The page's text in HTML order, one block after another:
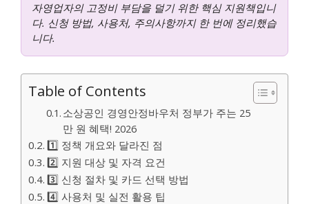
자영업자의 고정비 부담을 덜기 위한 핵심 지원책입니
다. 신청 방법, 사용처, 주의사항까지 한 번에 정리했습
니다.
Table of Contents
소상공인 경영안정바우처 정부가 주는 25
만 원 혜택! 2026
1️⃣ 정책 개요와 달라진 점
2️⃣ 지원 대상 및 자격 요건
3️⃣ 신청 절차 및 카드 선택 방법
4️⃣ 사용처 및 실전 활용 팁